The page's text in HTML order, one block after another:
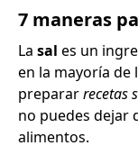
7 maneras
La sal es un
en la mayoría de
prepararrecetas
no puedes dejar
alimentos.